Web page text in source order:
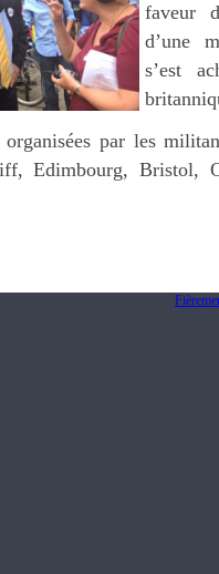
faveur
d’une
s’est
organisées par les
Edimbourg,